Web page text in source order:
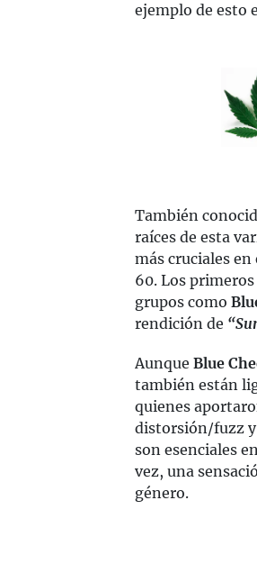
ejemplo de esto
También
raíces de esta
más cruciales en
60. Los
grupos como
rendición de
Aunque Blue
también están
quienes
distorsión/fuzz y
son esenciales
vez, una
género.